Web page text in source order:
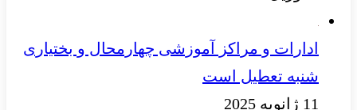
ادارات و مراکز آموزشی چهارمحال‌ و بختیاری
شنبه تعطیل است
11 ژانویه 2025